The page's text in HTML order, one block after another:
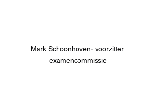
Mark Schoonhoven- voorzitter
examencommissie